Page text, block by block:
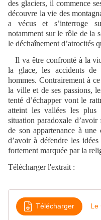
des glaciers, il commence
découvre la vie des
a vécus et s’interroge
notamment sur le rôle de la
le déchaînement d’atrocités
Il va être confronté à la
la glace, les accidents
hommes. Contrairement à
la ville et de ses passions,
tenté d’échapper vont le
atteint les vallées les
situation paradoxale
de son appartenance à une
d’avoir à défendre les
fortement marquée par la
Télécharger l'extrait :
Télécharger Le